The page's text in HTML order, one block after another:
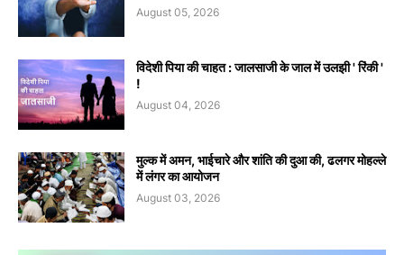
August 05, 2026
विदेशी पिया की चाहत : जालसाजी के जाल में उलझी ' रिंकी '
!
August 04, 2026
मुल्क में अमन, भाईचारे और शांति की दुआ की, ढलगर मोहल्ले
में लंगर का आयोजन
August 03, 2026